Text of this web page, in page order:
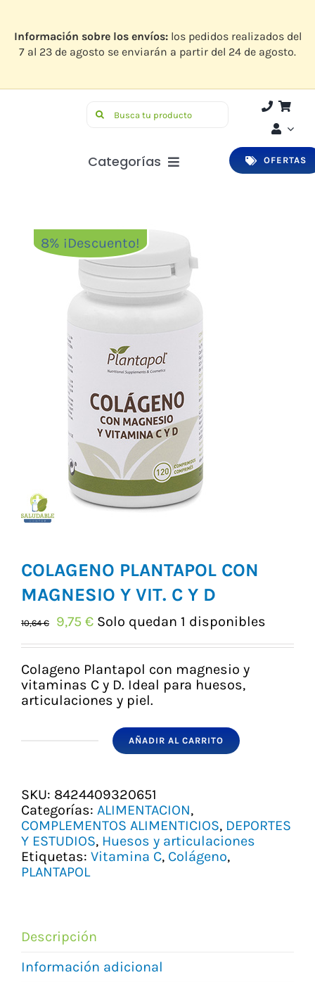
contenido
Información sobre los envíos:los pedidos realizados del
7 al 23 de agosto se enviarán a partir del 24 de agosto.
Buscar:
Categorías
Higiene y Belleza
Infantil
Bucodental
Alimentación
Herbolario
OFERTAS
8% ¡Descuento!
COLAGENO PLANTAPOL CON
MAGNESIO Y VIT. C Y D
10,64€
El
original
era:
10,64 €.
9,75 €El
actual
es:
9,75 €.
Solo quedan 1 disponibles
Colageno Plantapol con magnesio y
vitaminas C y D. Ideal para huesos,
articulaciones y piel.
COLAGENO
MAGNESIO
Y
VIT.
C
Y
D
AÑADIR AL CARRITO
SKU: 8424409320651
Categorías: ALIMENTACION,
COMPLEMENTOS ALIMENTICIOS, DEPORTES
Y ESTUDIOS, Huesos y articulaciones
Etiquetas: Vitamina C, Colágeno,
PLANTAPOL
Descripción
Información adicional